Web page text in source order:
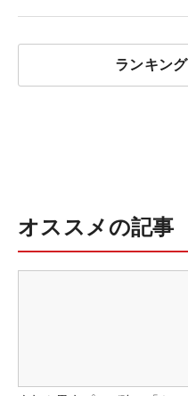
ランキン
オススメの記事